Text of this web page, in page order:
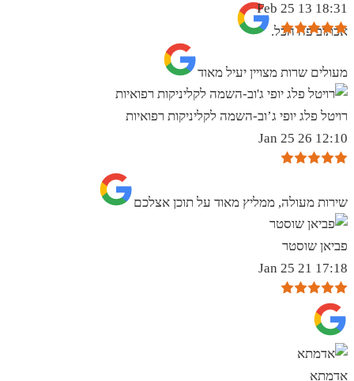
אכתוב פה הכל.
18:31 13 Feb 25
מעולים שרות מצויין יעיל מאוד
רויטל פלג יופי ג’וב-השמה לקליניקות רפואיות
12:10 26 Jan 25
שירות מעולה, ממליץ מאוד על תוכן אצלכם
פביאן שוסטר
17:18 21 Jan 25
אדמתא